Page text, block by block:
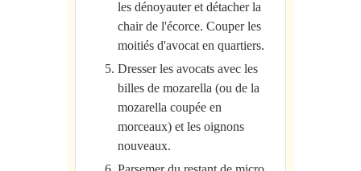
les dénoyauter et détacher la
chair de l'écorce. Couper les
moitiés d'avocat en quartiers.
Dresser les avocats avec les
billes de mozarella (ou de la
mozarella coupée en
morceaux) et les oignons
nouveaux.